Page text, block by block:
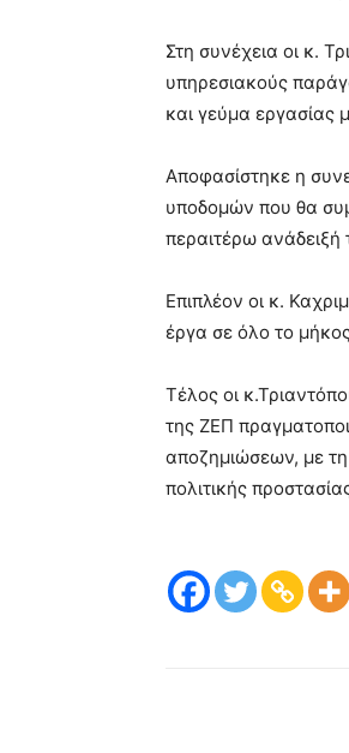
Στη συνέχεια οι κ.
υπηρεσιακούς
και γεύμα εργασίας
Αποφασίστηκε η
υποδομών που θα
περαιτέρω ανάδειξή
Επιπλέον οι κ.
έργα σε όλο το
Τέλος οι
της ΖΕΠ
αποζημιώσεων, με
πολιτικής